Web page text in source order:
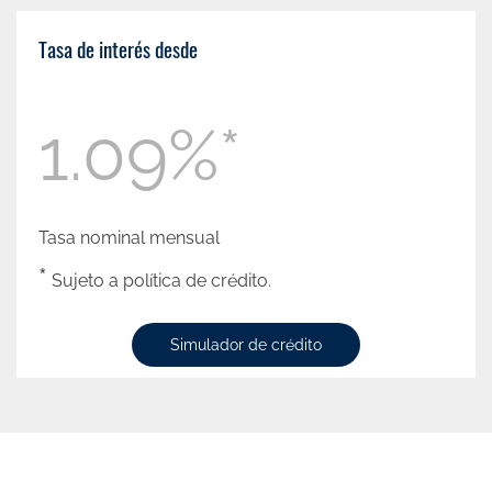
Tasa de interés desde
1.09%*
Tasa nominal mensual
* Sujeto a política de crédito.
Simulador de crédito